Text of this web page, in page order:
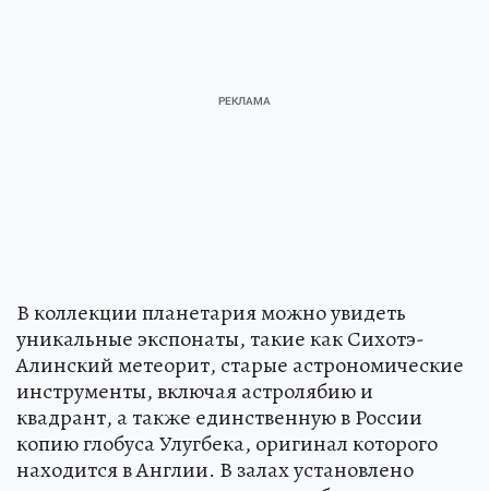
В коллекции планетария можно увидеть
уникальные экспонаты, такие как Сихотэ-
Алинский метеорит, старые астрономические
инструменты, включая астролябию и
квадрант, а также единственную в России
копию глобуса Улугбека, оригинал которого
находится в Англии. В залах установлено